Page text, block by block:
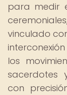
para medir
vinculado
los
sacerdotes
con